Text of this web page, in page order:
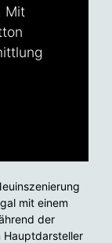
Mit
mit einem
der
Hauptdarsteller